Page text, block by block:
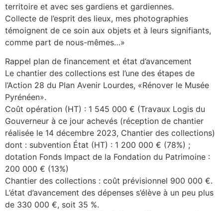
territoire et avec ses gardiens et gardiennes.
Collecte de l’esprit des lieux, mes photographies
témoignent de ce soin aux objets et à leurs signifiants,
comme part de nous-mêmes…»
Rappel plan de financement et état d’avancement
Le chantier des collections est l’une des étapes de
l’Action 28 du Plan Avenir Lourdes, «Rénover le Musée
Pyrénéen».
Coût opération (HT) : 1 545 000 € (Travaux Logis du
Gouverneur à ce jour achevés (réception de chantier
réalisée le 14 décembre 2023, Chantier des collections)
dont : subvention État (HT) : 1 200 000 € (78%) ;
dotation Fonds Impact de la Fondation du Patrimoine :
200 000 € (13%)
Chantier des collections : coût prévisionnel 900 000 €.
L’état d’avancement des dépenses s’élève à un peu plus
de 330 000 €, soit 35 %.